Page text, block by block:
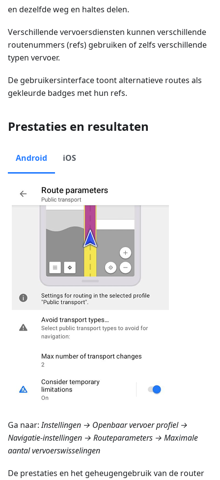
en dezelfde weg en haltes delen.
Verschillende vervoersdiensten kunnen verschillende
routenummers (refs) gebruiken of zelfs verschillende
typen vervoer.
De gebruikersinterface toont alternatieve routes als
gekleurde badges met hun refs.
Prestaties en resultaten
Android iOS
Ga naar:Instellingen → Openbaar vervoer profiel →
Navigatie-instellingen → Routeparameters → Maximale
aantal vervoerswisselingen
De prestaties en het geheugengebruik van de router